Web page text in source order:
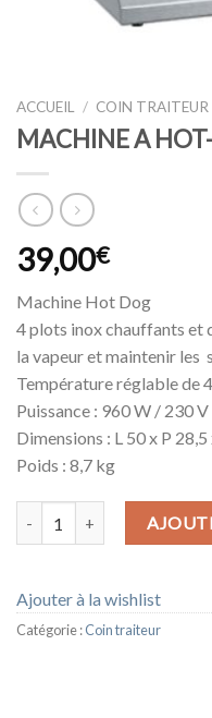
ACCUEIL / COIN TRAITEUR
MACHINE A
39,00€
Machine Hot Dog
4 plots inox chauffants et
la vapeur et maintenir les
Température réglable de
Puissance : 960 W / 230 V
Dimensions : L 50 x P
Poids : 8,7 kg
quantité de MACHINE A
Ajouter à la wishlist
Catégorie :Coin traiteur